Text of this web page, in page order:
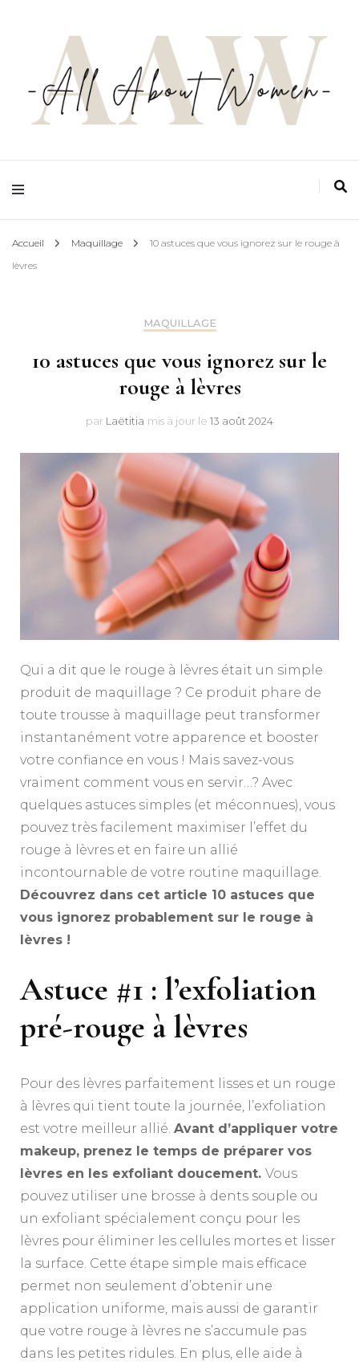
All about women
Accueil Maquillage
10 astuces que vous ignorez sur le rouge à
lèvres
MAQUILLAGE
10 astuces que vous ignorez sur le
rouge à lèvres
par Laëtitia mis à jour le 13 août 2024
Qui a dit que le rouge à lèvres était un simple
produit de maquillage ? Ce produit phare de
toute trousse à maquillage peut transformer
instantanément votre apparence et booster
votre confiance en vous ! Mais savez-vous
vraiment comment vous en servir…? Avec
quelques astuces simples (et méconnues), vous
pouvez très facilement maximiser l’effet du
rouge à lèvres et en faire un allié
incontournable de votre routine maquillage.
Découvrez dans cet article 10 astuces que
vous ignorez probablement sur le rouge à
lèvres !
Astuce #1 : l’exfoliation
pré-rouge à lèvres
Pour des lèvres parfaitement lisses et un rouge
à lèvres qui tient toute la journée, l’exfoliation
est votre meilleur allié. Avant d’appliquer votre
makeup, prenez le temps de préparer vos
lèvres en les exfoliant doucement. Vous
pouvez utiliser une brosse à dents souple ou
un exfoliant spécialement conçu pour les
lèvres pour éliminer les cellules mortes et lisser
la surface. Cette étape simple mais efficace
permet non seulement d’obtenir une
application uniforme, mais aussi de garantir
que votre rouge à lèvres ne s’accumule pas
dans les petites ridules. En plus, elle aide à